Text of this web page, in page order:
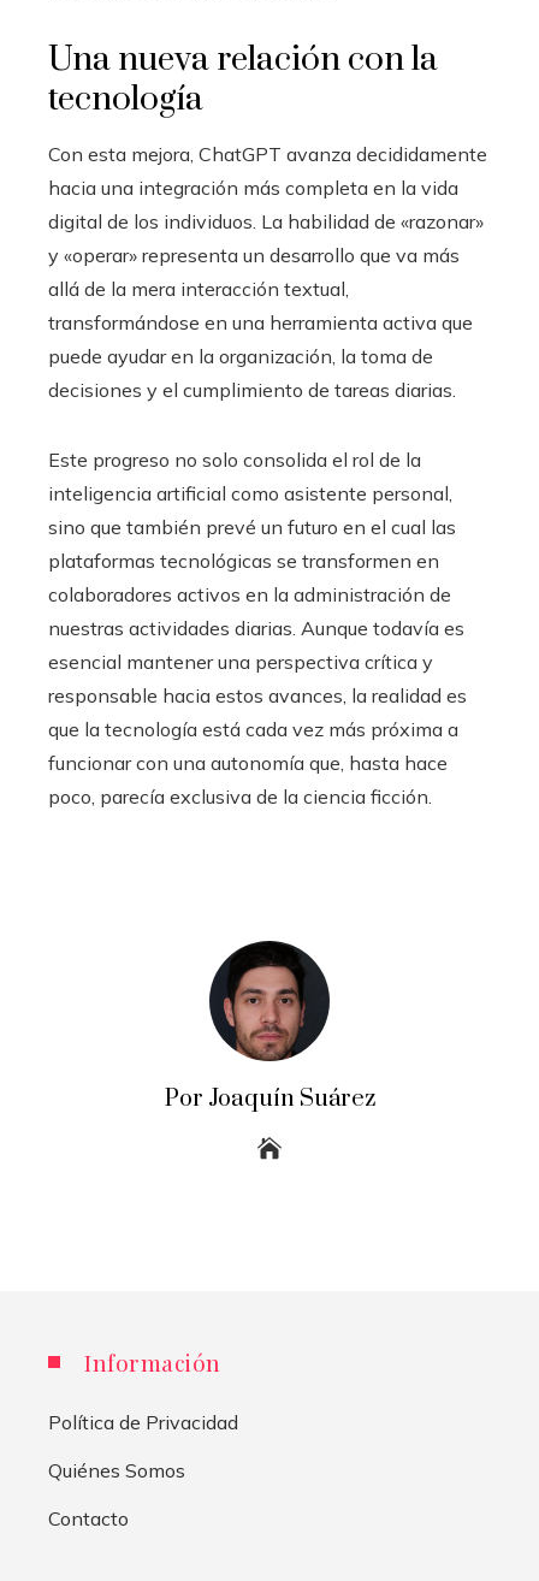
Una nueva relación con la
tecnología
Con esta mejora, ChatGPT avanza decididamente
hacia una integración más completa en la vida
digital de los individuos. La habilidad de «razonar»
y «operar» representa un desarrollo que va más
allá de la mera interacción textual,
transformándose en una herramienta activa que
puede ayudar en la organización, la toma de
decisiones y el cumplimiento de tareas diarias.
Este progreso no solo consolida el rol de la
inteligencia artificial como asistente personal,
sino que también prevé un futuro en el cual las
plataformas tecnológicas se transformen en
colaboradores activos en la administración de
nuestras actividades diarias. Aunque todavía es
esencial mantener una perspectiva crítica y
responsable hacia estos avances, la realidad es
que la tecnología está cada vez más próxima a
funcionar con una autonomía que, hasta hace
poco, parecía exclusiva de la ciencia ficción.
Por Joaquín Suárez
Información
Política de Privacidad
Quiénes Somos
Contacto